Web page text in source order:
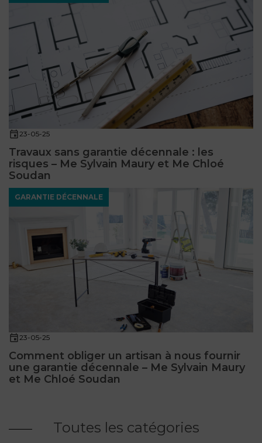
23-05-25
Travaux sans garantie décennale : les
risques – Me Sylvain Maury et Me Chloé
Soudan
GARANTIE DÉCENNALE
23-05-25
Comment obliger un artisan à nous fournir
une garantie décennale – Me Sylvain Maury
et Me Chloé Soudan
Toutes les catégories